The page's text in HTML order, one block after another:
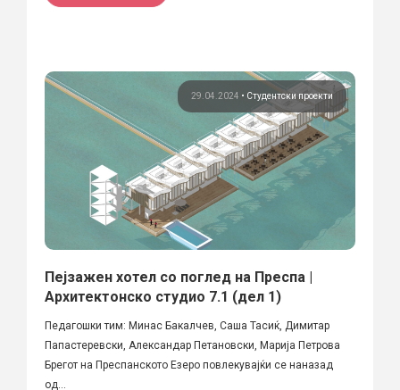
29.04.2024 • Студентски проекти
Пејзажен хотел со поглед на Преспа |
Архитектонско студио 7.1 (дел 1)
Педагошки тим: Минас Бакалчев, Саша Тасиќ, Димитар
Папастеревски, Александар Петановски, Марија Петрова
Брегот на Преспанското Езеро повлекувајќи се наназад
од...